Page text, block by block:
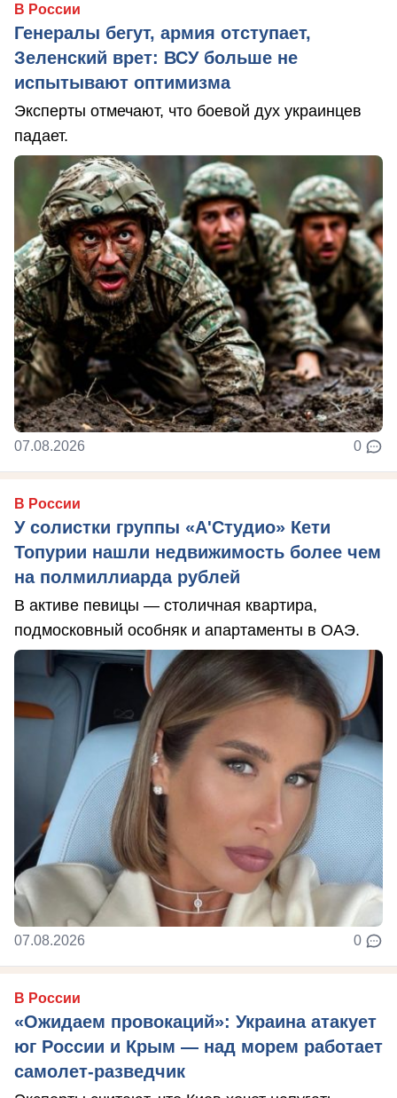
В России
Генералы бегут, армия отступает,
Зеленский врет: ВСУ больше не
испытывают оптимизма
Эксперты отмечают, что боевой дух украинцев
падает.
07.08.2026 0
В России
У солистки группы «А'Студио» Кети
Топурии нашли недвижимость более чем
на полмиллиарда рублей
В активе певицы — столичная квартира,
подмосковный особняк и апартаменты в ОАЭ.
07.08.2026 0
В России
«Ожидаем провокаций»: Украина атакует
юг России и Крым — над морем работает
самолет-разведчик